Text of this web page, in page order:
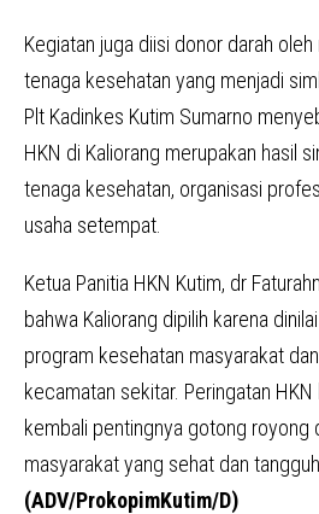
Kegiatan juga diisi donor darah
tenaga kesehatan yang menjadi
Plt Kadinkes Kutim Sumarno
HKN di Kaliorang merupakan hasil
tenaga kesehatan, organisasi
usaha setempat.
Ketua Panitia HKN Kutim, dr
bahwa Kaliorang dipilih karena
program kesehatan masyarakat
kecamatan sekitar. Peringatan
kembali pentingnya gotong royong
masyarakat yang sehat dan tangguh.
(ADV/ProkopimKutim/D)